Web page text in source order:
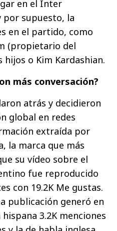
en el Inter
por supuesto, la
en el partido, como
(propietario del
o Kim Kardashian.
más conversación?
atrás y decidieron
global en redes
extraída por
la marca que más
su vídeo sobre el
fue reproducido
con 19.2K Me gustas.
publicación generó en
3.2K menciones